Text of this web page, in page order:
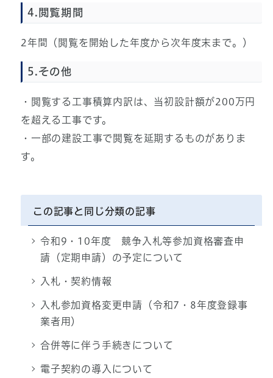
4.閲覧期間
2年間（閲覧を開始した年度から次年度末まで。）
5.その他
・閲覧する工事積算内訳は、当初設計額が200万円
を超える工事です。
・一部の建設工事で閲覧を延期するものがありま
す。
この記事と同じ分類の記事
令和9・10年度 競争入札等参加資格審査申
請（定期申請）の予定について
入札・契約情報
入札参加資格変更申請（令和7・8年度登録事
業者用）
合併等に伴う手続きについて
電子契約の導入について